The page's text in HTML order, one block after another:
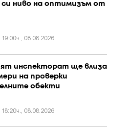
си ниво на оптимизъм от
08.08.2026
инспекторат ще влиза
на проверки
обекти
08.08.2026